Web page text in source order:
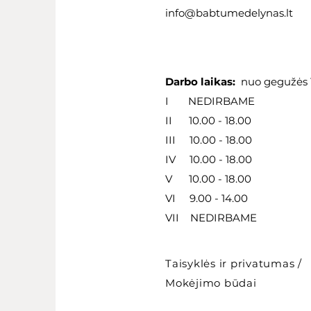
info@babtumedelynas.lt
Darbo laikas: nuo gegužės
I NEDIRBAME
II 10.00 - 18.00
III 10.00 - 18.00
IV 10.00 - 18.00
V 10.00 - 18.00
VI 9.00 - 14.00
VII NEDIRBAME
Taisyklės ir privatumas /
Mokėjimo būdai